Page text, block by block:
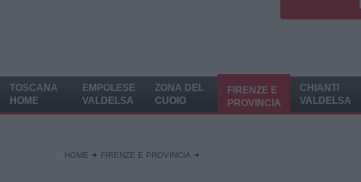
TOSCANA
HOME
EMPOLESE
VALDELSA
ZONA DEL
CUOIO
FIRENZE E
PROVINCIA
CHIANTI
VALDELSA
HOME FIRENZE E PROVINCIA